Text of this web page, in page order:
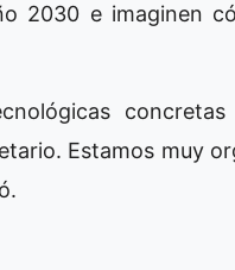
2030 e imaginen
Estamos muy